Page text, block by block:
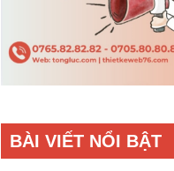
BÀI VIẾT NỔI BẬT